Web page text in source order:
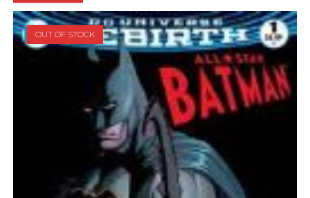
OUT OF STOCK